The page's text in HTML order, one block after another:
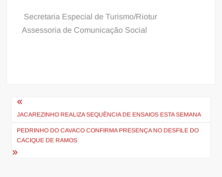
Secretaria Especial de Turismo/Riotur
Assessoria de Comunicação Social
Navegação
de
Post
JACAREZINHO REALIZA SEQUÊNCIA DE ENSAIOS ESTA SEMANA
PEDRINHO DO CAVACO CONFIRMA PRESENÇA NO DESFILE DO
CACIQUE DE RAMOS